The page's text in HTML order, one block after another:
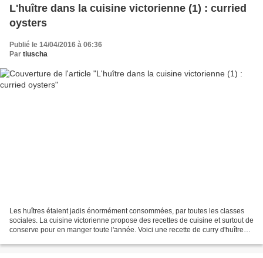
L'huître dans la cuisine victorienne (1) : curried
oysters
Publié le 14/04/2016 à 06:36
Par tiuscha
Les huîtres étaient jadis énormément consommées, par toutes les classes
sociales. La cuisine victorienne propose des recettes de cuisine et surtout de
conserve pour en manger toute l'année. Voici une recette de curry d'huîtres